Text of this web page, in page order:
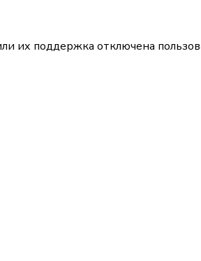
их поддержка отключена